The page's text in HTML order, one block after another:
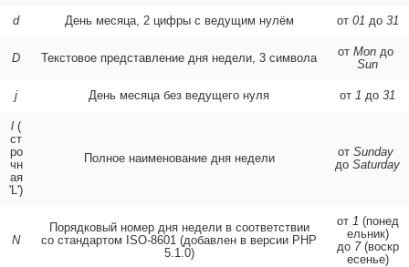
d День месяца, 2 цифры с ведущим нулём от 01 до 31
D Текстовое представление дня недели, 3 символа от Mon до
Sun
j День месяца без ведущего нуля от 1 до 31
l (
ст
ро
чн
ая
'L')
Полное наименование дня недели от Sunday
до Saturday
N
Порядковый номер дня недели в соответствии
со стандартом ISO-8601 (добавлен в версии PHP
5.1.0)
от 1 (понед
ельник)
до 7 (воскр
есенье)